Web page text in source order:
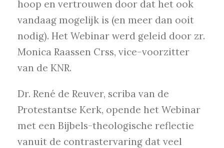
hoop en vertrouwen door dat het ook
vandaag mogelijk is (en meer dan ooit
nodig). Het Webinar werd geleid door zr.
Monica Raassen Crss, vice-voorzitter
van de KNR.
Dr. René de Reuver, scriba van de
Protestantse Kerk, opende het Webinar
met een Bijbels-theologische reflectie
vanuit de contrastervaring dat veel